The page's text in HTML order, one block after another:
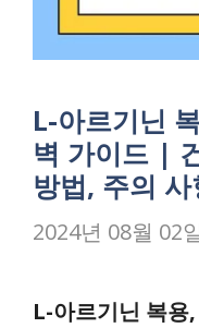
L-아르기닌
벽 가이드 |
방법, 주의 사
2024년 08월 02
L-아르기닌 복용